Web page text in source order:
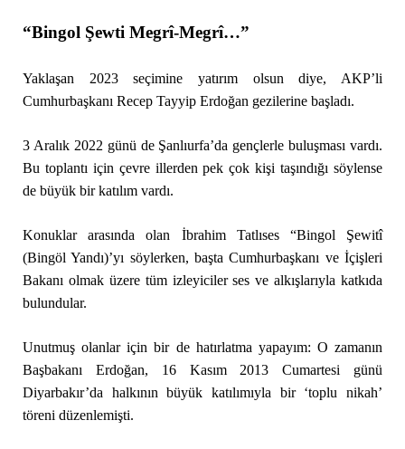
“Bingol Şewti Megrî-Megrî…”
Yaklaşan 2023 seçimine yatırım olsun diye, AKP’li
Cumhurbaşkanı Recep Tayyip Erdoğan gezilerine başladı.
3 Aralık 2022 günü de Şanlıurfa’da gençlerle buluşması vardı.
Bu toplantı için çevre illerden pek çok kişi taşındığı söylense
de büyük bir katılım vardı.
Konuklar arasında olan İbrahim Tatlıses “Bingol Şewitî
(Bingöl Yandı)’yı söylerken, başta Cumhurbaşkanı ve İçişleri
Bakanı olmak üzere tüm izleyiciler ses ve alkışlarıyla katkıda
bulundular.
Unutmuş olanlar için bir de hatırlatma yapayım: O zamanın
Başbakanı Erdoğan, 16 Kasım 2013 Cumartesi günü
Diyarbakır’da halkının büyük katılımıyla bir ‘toplu nikah’
töreni düzenlemişti.